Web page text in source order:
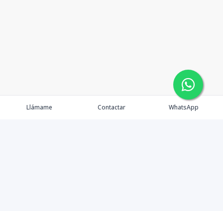
Llámame Contactar WhatsApp